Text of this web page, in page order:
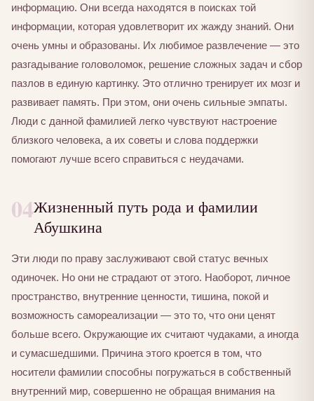
информацию. Они всегда находятся в поисках той
информации, которая удовлетворит их жажду знаний. Они
очень умны и образованы. Их любимое развлечение — это
разгадывание головоломок, решение сложных задач и сбор
пазлов в единую картинку. Это отлично тренирует их мозг и
развивает память. При этом, они очень сильные эмпаты.
Люди с данной фамилией легко чувствуют настроение
близкого человека, а их советы и слова поддержки
помогают лучше всего справиться с неудачами.
04Жизненный путь рода и фамилии
Абушкина
Эти люди по праву заслуживают свой статус вечных
одиночек. Но они не страдают от этого. Наоборот, личное
пространство, внутренние ценности, тишина, покой и
возможность самореализации — это то, что они ценят
больше всего. Окружающие их считают чудаками, а иногда
и сумасшедшими. Причина этого кроется в том, что
носители фамилии способны погружаться в собственный
внутренний мир, совершенно не обращая внимания на